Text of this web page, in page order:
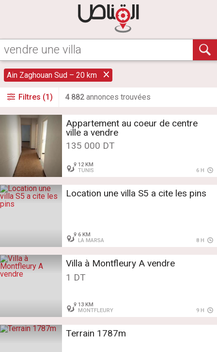
Ain Zaghouan Sud – 20 km
Filtres (1) 4 882 annonces trouvées
Appartement au coeur de centre
ville a vendre
135 000 DT
12 KM
TUNIS
6 H
Location une villa S5 a cite les pins
6 KM
LA MARSA
8 H
Villa à Montfleury A vendre
1 DT
13 KM
MONTFLEURY
9 H
Terrain 1787m